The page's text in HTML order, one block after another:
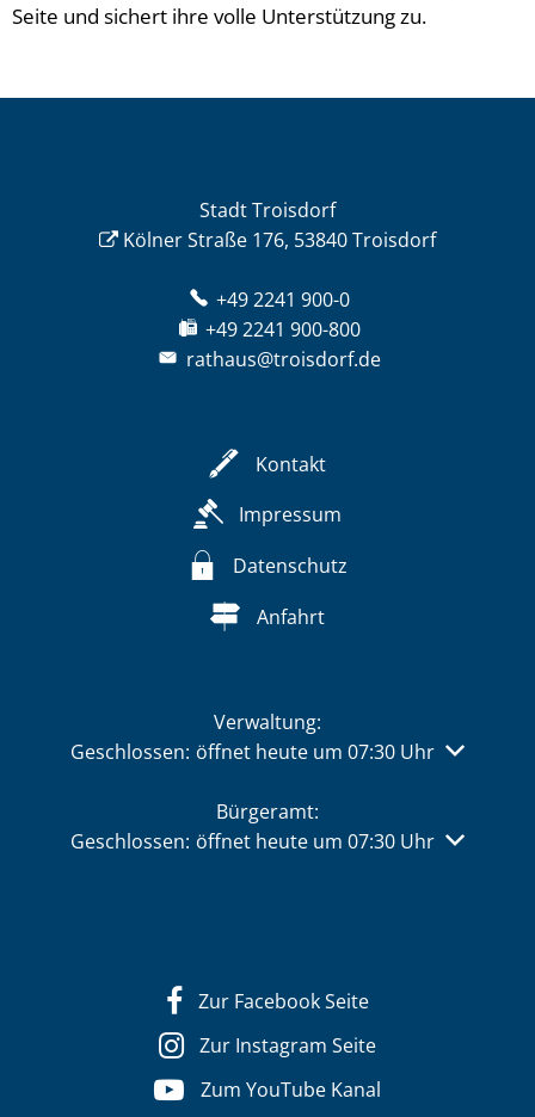
Seite und sichert ihre volle Unterstützung zu.
Stadt Troisdorf
Kölner Straße 176, 53840 Troisdorf
+49 2241 900-0
+49 2241 900-800
rathaus@troisdorf.de
Kontakt
Impressum
Datenschutz
Anfahrt
Verwaltung:
Klicken, um weitere Öffnungs- oder Schließzeiten
Geschlossen: öffnet heute um 07:30 Uhr
Bürgeramt:
Klicken, um weitere Öffnungs- oder Schließzeiten
Geschlossen: öffnet heute um 07:30 Uhr
Zur Facebook Seite
Zur Instagram Seite
Zum YouTube Kanal